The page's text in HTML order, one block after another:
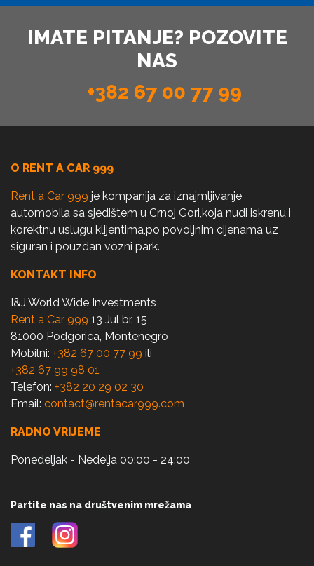
IMATE PITANJE? POZOVITE
NAS
+382 67 00 77 99
O RENT A CAR 999
Rent a Car 999 je kompanija za iznajmljivanje
automobila sa sjedištem u Crnoj Gori,koja nudi iskrenu i
korektnu uslugu klijentima,po povoljnim cijenama uz
siguran i pouzdan vozni park.
KONTAKT INFO
I&J World Wide Investments
Rent a Car 999 13 Jul br. 15
81000 Podgorica, Montenegro
Mobilni: +382 67 00 77 99 ili
+382 67 99 98 01
Telefon: +382 20 29 02 30
Email: contact@rentacar999.com
RADNO VRIJEME
Ponedeljak - Nedelja 00:00 - 24:00
Partite nas na društvenim mrežama